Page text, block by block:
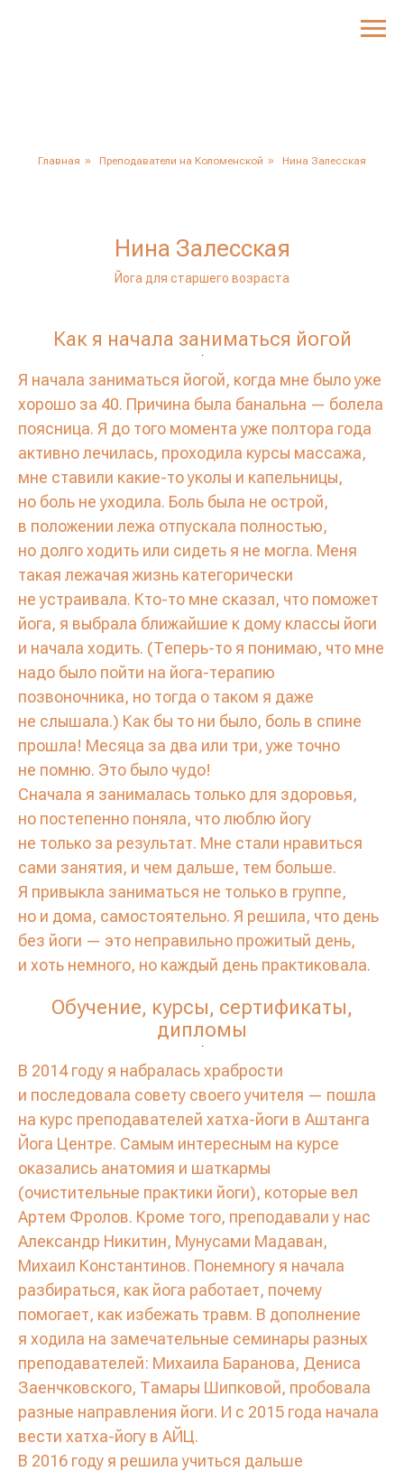
Главная » Преподаватели на Коломенской » Нина Залесская
Нина Залесская
Йога для старшего возраста
Как я начала заниматься йогой
.
Я начала заниматься йогой, когда мне было уже
хорошо за 40. Причина была банальна — болела
поясница. Я до того момента уже полтора года
активно лечилась, проходила курсы массажа,
мне ставили какие-то уколы и капельницы,
но боль не уходила. Боль была не острой,
в положении лежа отпускала полностью,
но долго ходить или сидеть я не могла. Меня
такая лежачая жизнь категорически
не устраивала. Кто-то мне сказал, что поможет
йога, я выбрала ближайшие к дому классы йоги
и начала ходить. (Теперь-то я понимаю, что мне
надо было пойти на йога-терапию
позвоночника, но тогда о таком я даже
не слышала.) Как бы то ни было, боль в спине
прошла! Месяца за два или три, уже точно
не помню. Это было чудо!
Сначала я занималась только для здоровья,
но постепенно поняла, что люблю йогу
не только за результат. Мне стали нравиться
сами занятия, и чем дальше, тем больше.
Я привыкла заниматься не только в группе,
но и дома, самостоятельно. Я решила, что день
без йоги — это неправильно прожитый день,
и хоть немного, но каждый день практиковала.
Обучение, курсы, сертификаты,
дипломы
.
В 2014 году я набралась храбрости
и последовала совету своего учителя — пошла
на курс преподавателей хатха-йоги в Аштанга
Йога Центре. Самым интересным на курсе
оказались анатомия и шаткармы
(очистительные практики йоги), которые вел
Артем Фролов. Кроме того, преподавали у нас
Александр Никитин, Мунусами Мадаван,
Михаил Константинов. Понемногу я начала
разбираться, как йога работает, почему
помогает, как избежать травм. В дополнение
я ходила на замечательные семинары разных
преподавателей: Михаила Баранова, Дениса
Заенчковского, Тамары Шипковой, пробовала
разные направления йоги. И с 2015 года начала
вести хатха-йогу в АЙЦ.
В 2016 году я решила учиться дальше